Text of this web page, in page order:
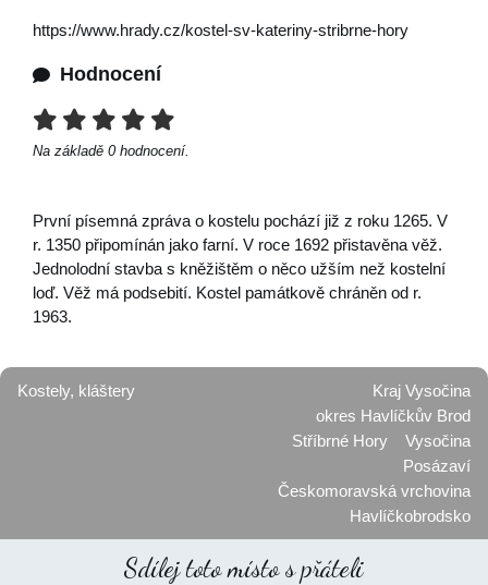
https://www.hrady.cz/kostel-sv-kateriny-stribrne-hory
Hodnocení
Na základě 0 hodnocení.
První písemná zpráva o kostelu pochází již z roku 1265. V
r. 1350 připomínán jako farní. V roce 1692 přistavěna věž.
Jednolodní stavba s kněžištěm o něco užším než kostelní
loď. Věž má podsebití. Kostel památkově chráněn od r.
1963.
Kostely, kláštery
Kraj Vysočina
okres Havlíčkův Brod
Stříbrné Hory
Vysočina
Posázaví
Českomoravská vrchovina
Havlíčkobrodsko
Sdílej toto místo s přáteli